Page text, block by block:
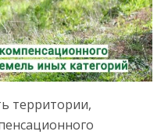
территории,